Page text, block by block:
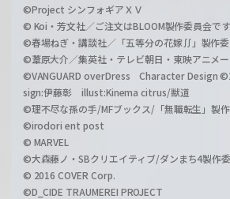
©Project シンフォギアＸＶ
© Koi・芳文社／ご注文はBLOOM製作委員会で
©春場ねぎ・講談社／「五等分の花嫁∬」製作委
©葦原大介／集英社・テレビ朝日・東映アニメ
©VANGUARD overDress Character Design
sign:伊藤彰 illust:Kinema citrus/獣道
©理不尽な孫の手/MFブックス/「無職転生」製
©irodori ent post
© MARVEL
©大森藤ノ・SBクリエイティブ/ダンまち4製作
© 2016 COVER Corp.
©D_CIDE TRAUMEREI PROJECT